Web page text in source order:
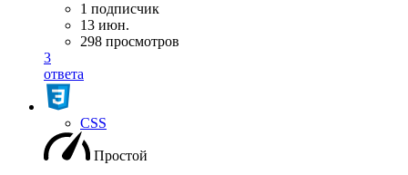
1 подписчик
13 июн.
298 просмотров
3
ответа
CSS
Простой